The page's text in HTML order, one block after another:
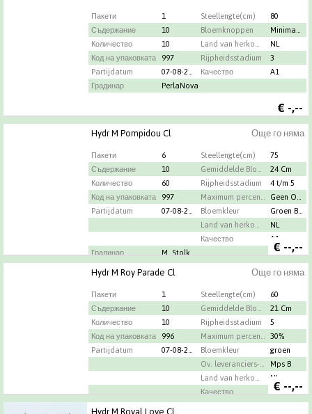
Качество
A1
Градинар
Kwekerij Vicini
Пакети 1 Steellengte(cm)
80
Съдержание
10 Bloemknoppen
Количество
10
NL
Код на упаковката
997 Rijpheidsstadium
3
Partijdatum
Качество
A1
Градинар
PerlaNova
€ -,--
Още го няма
Hydr M Pompidou Cl
Пакети 6 Steellengte(cm)
75
Съдержание
10
24 Cm
Количество
60 Rijpheidsstadium
4 t/m 5
Код на упаковката
997
Partijdatum
Bloemkleur
Groen Blauw
NL
Качество
A1
Градинар
M. Stolk € --,--
Още го няма
Hydr M Roy Parade Cl
Пакети 1 Steellengte(cm)
60
Съдержание
10
21 Cm
Количество
10 Rijpheidsstadium
5
Код на упаковката
996
30%
Partijdatum
Bloemkleur
groen
Mps B
NL
Качество
A1
Градинар
Rith Flowers
€ --,--
Hydr M Royal Love Cl